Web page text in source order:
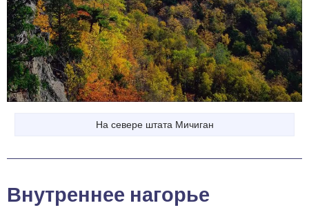
На севере штата Мичиган
Внутреннее нагорье